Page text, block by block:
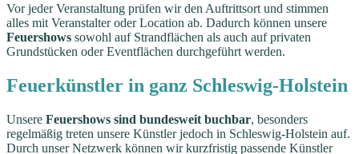
Vor jeder Veranstaltung prüfen wir den Auftrittsort und stimmen
alles mit Veranstalter oder Location ab. Dadurch können unsere
Feuershows sowohl auf Strandflächen als auch auf privaten
Grundstücken oder Eventflächen durchgeführt werden.
Feuerkünstler in ganz Schleswig-Holstein
Unsere Feuershows sind bundesweit buchbar, besonders
regelmäßig treten unsere Künstler jedoch in Schleswig-Holstein auf.
Durch unser Netzwerk können wir kurzfristig passende Künstler